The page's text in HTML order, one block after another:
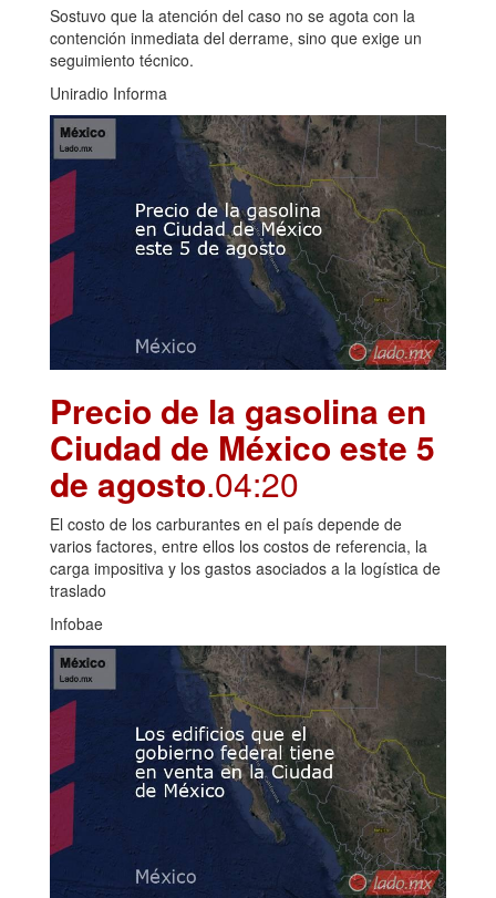
Sostuvo que la atención del caso no se agota con la
contención inmediata del derrame, sino que exige un
seguimiento técnico.
Uniradio Informa
Precio de la gasolina en
Ciudad de México este 5
de agosto.04:20
El costo de los carburantes en el país depende de
varios factores, entre ellos los costos de referencia, la
carga impositiva y los gastos asociados a la logística de
traslado
Infobae